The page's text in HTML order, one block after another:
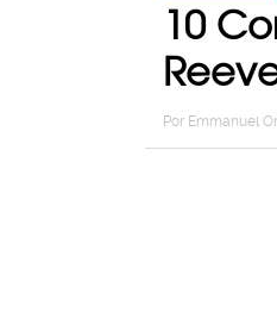
10
Por Emmanuel